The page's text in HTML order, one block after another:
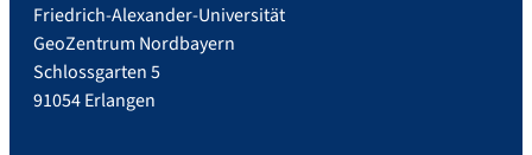
Friedrich-Alexander-Universität
GeoZentrum Nordbayern
Schlossgarten 5
91054 Erlangen